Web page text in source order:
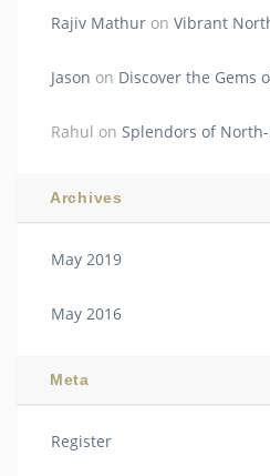
Rajiv Mathur on Vibrant
Jason on Discover the Gems
Rahul on Splendors of
Archives
May 2019
May 2016
Meta
Register